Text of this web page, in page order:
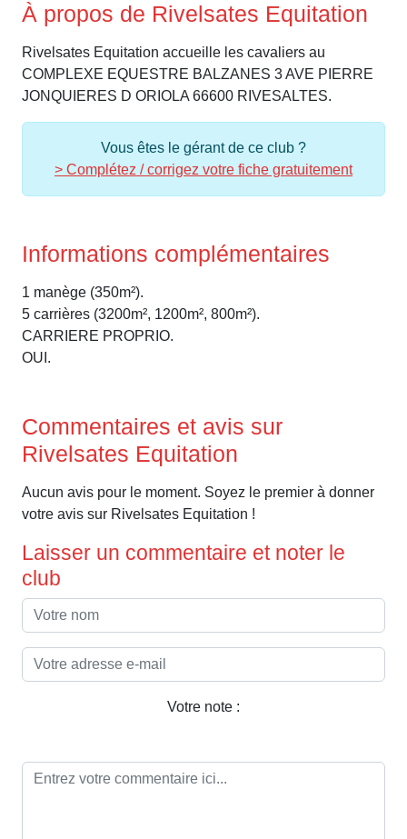
À propos de Rivelsates Equitation
Rivelsates Equitation accueille les cavaliers au
COMPLEXE EQUESTRE BALZANES 3 AVE PIERRE
JONQUIERES D ORIOLA 66600 RIVESALTES.
Vous êtes le gérant de ce club ?
> Complétez / corrigez votre fiche gratuitement
Informations complémentaires
1 manège (350m²).
5 carrières (3200m², 1200m², 800m²).
CARRIERE PROPRIO.
OUI.
Commentaires et avis sur
Rivelsates Equitation
Aucun avis pour le moment. Soyez le premier à donner
votre avis sur Rivelsates Equitation !
Laisser un commentaire et noter le
club
Votre note :